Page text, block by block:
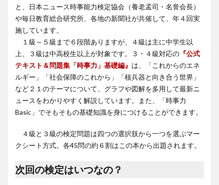
と、日本ニュース時事能力検定協会（養老孟司・名誉会長）
や毎日教育総合研究所、各地の新聞社が共催して、年４回実
施しています。
１級～５級まで６段階ありますが、４級は主に中学生以
上、３級は中高校生以上が対象です。３・４級対応の 『公式
テキスト＆問題集「時事力」基礎編』 は、「これからのエネ
ルギー」「社会保障のこれから」「核兵器と向き合う世界」
など２１のテーマについて、グラフや図解を多用して最新ニ
ュースをわかりやすく解説しています。また、「時事力
Basic」でそもそもの基礎知識を身につけることができます。
４級と３級の検定問題は四つの選択肢から一つを選ぶマー
クシート方式。各45問の約６割はこの本から出題されます。
次回の検定はいつなの？